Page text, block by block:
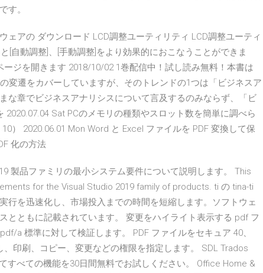
す。
ェアの ダウンロード LCD調整ユーティリティ LCD調整ユーティ
[自動調整]、[手動調整]をより効果的におこなうことができま
ジを開きます 2018/10/02 1巻配信中！試し読み無料！本書は
変遷をカバーしていますが、そのトレンドの1つは「ビジネスア
な章でビジネスアナリシスについて言及するのみならず、「ビ
Sat PCのメモリの種類やスロット数を簡単に調べら
） 2020.06.01 Mon Word と Excel ファイルを PDF 変換して保
化の方法
製品ファミリの最小システム要件について説明します。 This
for the Visual Studio 2019 family of products. ti の tina-ti
行を迅速化し、市場投入までの時間を短縮します。ソフトウェ
とともに記載されています。 変更をハイライト表示する pdf フ
a 標準に対して検証します。 PDF ファイルをセキュア 40、
印刷、コピー、変更などの権限を指定します。 SDL Trados
すべての機能を30日間無料でお試しください。 Office Home &